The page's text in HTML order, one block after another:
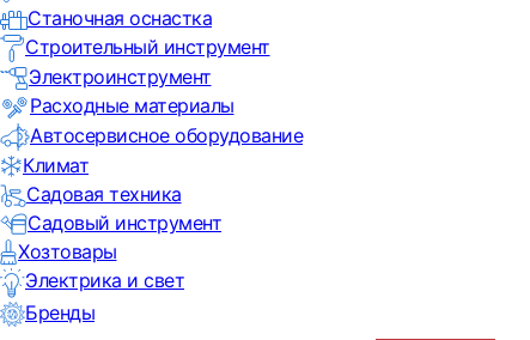
Станочная оснастка
Строительный инструмент
Электроинструмент
Расходные материалы
Автосервисное оборудование
Климат
Садовая техника
Садовый инструмент
Хозтовары
Электрика и свет
Бренды